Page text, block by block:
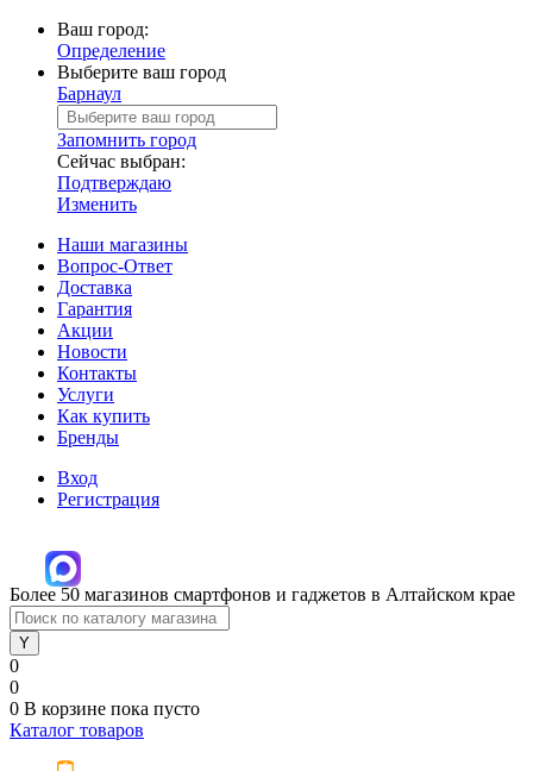
Ваш город:
Определение
Выберите ваш город
Барнаул
Запомнить город
Сейчас выбран:
Подтверждаю
Изменить
Наши магазины
Вопрос-Ответ
Доставка
Гарантия
Акции
Новости
Контакты
Услуги
Как купить
Бренды
Вход
Регистрация
Более 50 магазинов смартфонов и гаджетов в Алтайском крае
0
0
0 В корзине пока пусто
Каталог товаров